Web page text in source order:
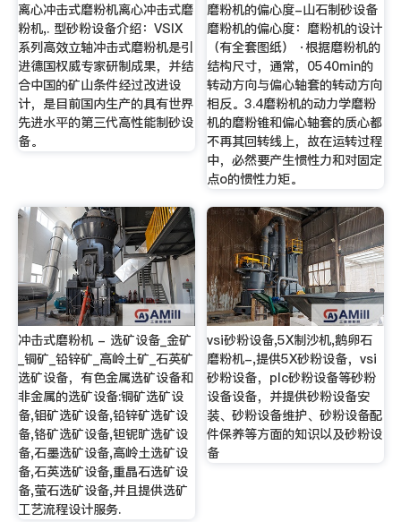
离心冲击式磨粉机离心冲击式磨
粉机,. 型砂粉设备介绍：VSIX
系列高效立轴冲击式磨粉机是引
进德国权威专家研制成果，并结
合中国的矿山条件经过改进设
计，是目前国内生产的具有世界
先进水平的第三代高性能制砂设
备。
磨粉机的偏心度-山石制砂设备
磨粉机的偏心度：磨粉机的设计
（有全套图纸） ·根据磨粉机的
结构尺寸，通常，0540min的
转动方向与偏心轴套的转动方向
相反。3.4磨粉机的动力学磨粉
机的磨粉锥和偏心轴套的质心都
不再其回转线上，故在运转过程
中，必然要产生惯性力和对固定
点o的惯性力矩。
冲击式磨粉机 - 选矿设备_金矿
_铜矿_铅锌矿_高岭土矿_石英矿
选矿设备，有色金属选矿设备和
非金属的选矿设备:铜矿选矿设
备,钼矿选矿设备,铅锌矿选矿设
备,铬矿选矿设备,钽铌旷选矿设
备,石墨选矿设备,高岭土选矿设
备,石英选矿设备,重晶石选矿设
备,萤石选矿设备,并且提供选矿
工艺流程设计服务.
vsi砂粉设备,5X制沙机,鹅卵石
磨粉机-,提供5X砂粉设备，vsi
砂粉设备，plc砂粉设备等砂粉
设备设备，并提供砂粉设备安
装、砂粉设备维护、砂粉设备配
件保养等方面的知识以及砂粉设
备